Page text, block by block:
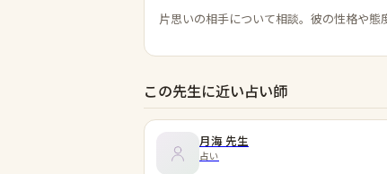
片思いの相手について相談。彼の性格や態
この先生に近い占い師
月海 先生
占い